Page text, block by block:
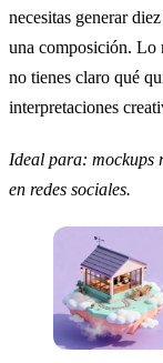
necesitas generar
una composición. Lo
no tienes claro qué
interpretaciones
Ideal para: mockups
en redes sociales.